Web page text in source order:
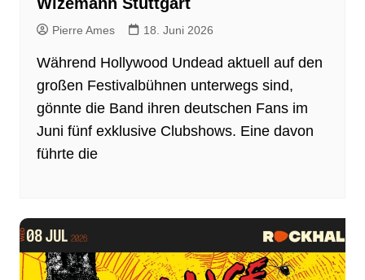
Pierre Ames 18. Juni 2026
Während Hollywood Undead aktuell auf den
großen Festivalbühnen unterwegs sind,
gönnte die Band ihren deutschen Fans im
Juni fünf exklusive Clubshows. Eine davon
führte die